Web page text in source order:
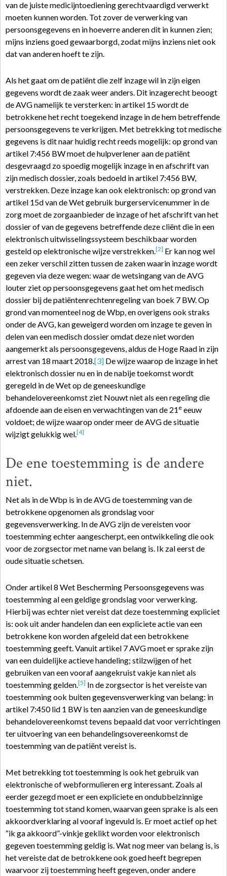
van de juiste medicijntoediening gerechtvaardigd verwerkt
moeten kunnen worden. Tot zover de verwerking van
persoonsgegevens en in hoeverre anderen dit in kunnen zien;
mijns inziens goed gewaarborgd, zodat mijns inziens niet ook
dat van anderen hoeft te zijn.
Als het gaat om de patiënt die zelf inzage wil in zijn eigen
gegevens wordt de zaak weer anders. Dit inzagerecht beoogt
de AVG namelijk te versterken: in artikel 15 wordt de
betrokkene het recht toegekend inzage in de hem betreffende
persoonsgegevens te verkrijgen. Met betrekking tot medische
gegevens is dit naar huidig recht reeds mogelijk: op grond van
artikel 7:456 BW moet de hulpverlener aan de patiënt
desgevraagd zo spoedig mogelijk inzage in en afschrift van
zijn medisch dossier, zoals bedoeld in artikel 7:456 BW,
verstrekken. Deze inzage kan ook elektronisch: op grond van
artikel 15d van de Wet gebruik burgerservicenummer in de
zorg moet de zorgaanbieder de inzage of het afschrift van het
dossier of van de gegevens betreffende deze cliënt die in een
elektronisch uitwisselingssysteem beschikbaar worden
gesteld op elektronische wijze verstrekken.[2] Er kan nog wel
een zeker verschil zitten tussen de zaken waarin inzage wordt
gegeven via deze wegen: waar de wetsingang van de AVG
louter ziet op persoonsgegevens gaat het om het medisch
dossier bij de patiëntenrechtenregeling van boek 7 BW. Op
grond van momenteel nog de Wbp, en overigens ook straks
onder de AVG, kan geweigerd worden om inzage te geven in
delen van een medisch dossier omdat deze niet worden
aangemerkt als persoonsgegevens, aldus de Hoge Raad in zijn
arrest van 18 maart 2018.[3] De wijze waarop de inzage in het
elektronisch dossier nu en in de nabije toekomst wordt
geregeld in de Wet op de geneeskundige
behandelovereenkomst ziet Nouwt niet als een regeling die
afdoende aan de eisen en verwachtingen van de 21 e eeuw
voldoet; de wijze waarop onder meer de AVG de situatie
wijzigt gelukkig wel.[4]
De ene toestemming is de andere
niet.
Net als in de Wbp is in de AVG de toestemming van de
betrokkene opgenomen als grondslag voor
gegevensverwerking. In de AVG zijn de vereisten voor
toestemming echter aangescherpt, een ontwikkeling die ook
voor de zorgsector met name van belang is. Ik zal eerst de
oude situatie schetsen.
Onder artikel 8 Wet Bescherming Persoonsgegevens was
toestemming al een geldige grondslag voor verwerking.
Hierbij was echter niet vereist dat deze toestemming expliciet
is: ook uit ander handelen dan een expliciete actie van een
betrokkene kon worden afgeleid dat een betrokkene
toestemming geeft. Vanuit artikel 7 AVG moet er sprake zijn
van een duidelijke actieve handeling; stilzwijgen of het
gebruiken van een vooraf aangekruist vakje kan niet als
toestemming gelden.[5] In de zorgsector is het vereiste van
toestemming ook buiten gegevensverwerking van belang: in
artikel 7:450 lid 1 BW is ten aanzien van de geneeskundige
behandelovereenkomst tevens bepaald dat voor verrichtingen
ter uitvoering van een behandelingsovereenkomst de
toestemming van de patiënt vereist is.
Met betrekking tot toestemming is ook het gebruik van
elektronische of webformulieren erg interessant. Zoals al
eerder gezegd moet er een expliciete en ondubbelzinnige
toestemming tot stand komen, waarvan geen sprake is als een
akkoordverklaring al vooraf ingevuld is. Er moet actief op het
“ik ga akkoord”-vinkje geklikt worden voor elektronisch
gegeven toestemming geldig is. Wat nog meer van belang is, is
het vereiste dat de betrokkene ook goed heeft begrepen
waarvoor zij toestemming heeft gegeven, onder andere